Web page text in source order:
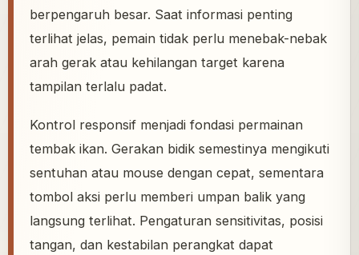
berpengaruh besar. Saat informasi penting
terlihat jelas, pemain tidak perlu menebak-nebak
arah gerak atau kehilangan target karena
tampilan terlalu padat.
Kontrol responsif menjadi fondasi permainan
tembak ikan. Gerakan bidik semestinya mengikuti
sentuhan atau mouse dengan cepat, sementara
tombol aksi perlu memberi umpan balik yang
langsung terlihat. Pengaturan sensitivitas, posisi
tangan, dan kestabilan perangkat dapat